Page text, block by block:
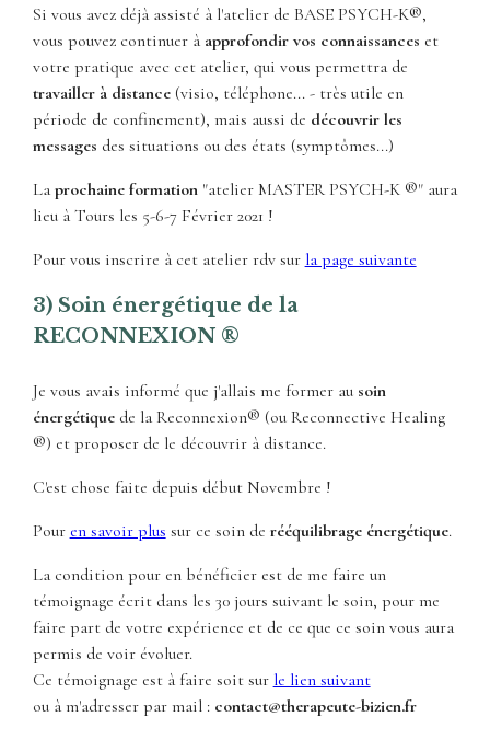
Si vous avez déjà assisté à l'atelier de BASE PSYCH-K®,
vous pouvez continuer à approfondir vos connaissances et
votre pratique avec cet atelier, qui vous permettra de
travailler à distance(visio, téléphone... - très utile en
période de confinement), mais aussi de découvrir les
messages des situations ou des états (symptômes...)
La prochaine formation"atelier MASTER PSYCH-K ®" aura
lieu à Tours les 5-6-7 Février 2021 !
Pour vous inscrire à cet atelier rdv sur la page suivante
3) Soin énergétique de la
RECONNEXION ®
Je vous avais informé que j'allais me former au soin
énergétiquede la Reconnexion® (ou Reconnective Healing
®) et proposer de le découvrir à distance.
C'est chose faite depuis début Novembre !
Pour en savoir plus sur ce soin de rééquilibrage énergétique.
La condition pour en bénéficier est de me faire un
témoignage écrit dans les 30 jours suivant le soin, pour me
faire part de votre expérience et de ce que ce soin vous aura
permis de voir évoluer.
Ce témoignage est à faire soit sur le lien suivant
ou à m'adresser par mail : contact@therapeute-bizien.fr